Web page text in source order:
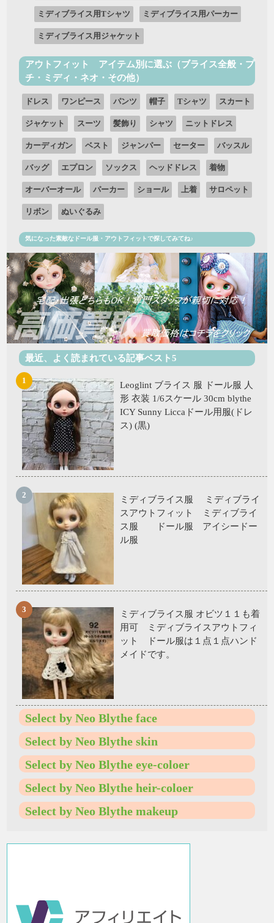
ミディブライス用Tシャツ ミディブライス用パーカー
ミディブライス用ジャケット
アウトフィット アイテム別に選ぶ（ブライス全般・プ
チ・ミディ・ネオ・その他）
ドレス ワンピース パンツ 帽子 Tシャツ スカート
ジャケット スーツ 髪飾り シャツ ニットドレス
カーディガン ベスト ジャンパー セーター バッスル
バッグ エプロン ソックス ヘッドドレス 着物
オーバーオール パーカー ショール 上着 サロペット
リボン ぬいぐるみ
気になった素敵なドール服・アウトフィットで探してみてね♪
最近、よく読まれている記事ベスト5
Leoglint ブライス 服 ドール服 人
形 衣装 1/6スケール 30cm blythe
ICY Sunny Liccaドール用服(ドレ
ス) (黒)
ミディブライス服 ミディブライ
スアウトフィット ミディブライ
ス服 ドール服 アイシードー
ル服
ミディブライス服 オビツ１１も着
用可 ミディブライスアウトフィ
ット ドール服は１点１点ハンド
メイドです。
Select by Neo Blythe face
Select by Neo Blythe skin
Select by Neo Blythe eye-coloer
Select by Neo Blythe heir-coloer
Select by Neo Blythe makeup